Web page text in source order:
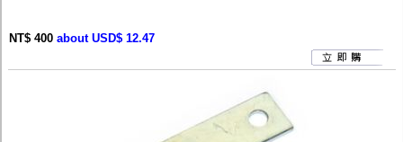
NT$ 400 about USD$ 12.47